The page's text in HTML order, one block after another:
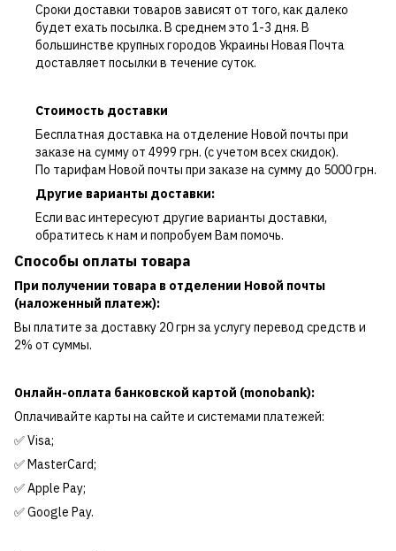
Сроки доставки товаров зависят от того, как далеко
будет ехать посылка. В среднем это 1-3 дня. В
большинстве крупных городов Украины Новая Почта
доставляет посылки в течение суток.
Стоимость доставки
Бесплатная доставка на отделение Новой почты при
заказе на сумму от 4999 грн. (с учетом всех скидок).
По тарифам Новой почты при заказе на сумму до 5000 грн.
Другие варианты доставки:
Если вас интересуют другие варианты доставки,
обратитесь к нам и попробуем Вам помочь.
Способы оплаты товара
При получении товара в отделении Новой почты
(наложенный платеж):
Вы платите за доставку 20 грн за услугу перевод средств и
2% от суммы.
Онлайн-оплата банковской картой (monobank):
Оплачивайте карты на сайте и системами платежей:
✅ Visa;
✅ MasterCard;
✅ Apple Pay;
✅ Google Pay.